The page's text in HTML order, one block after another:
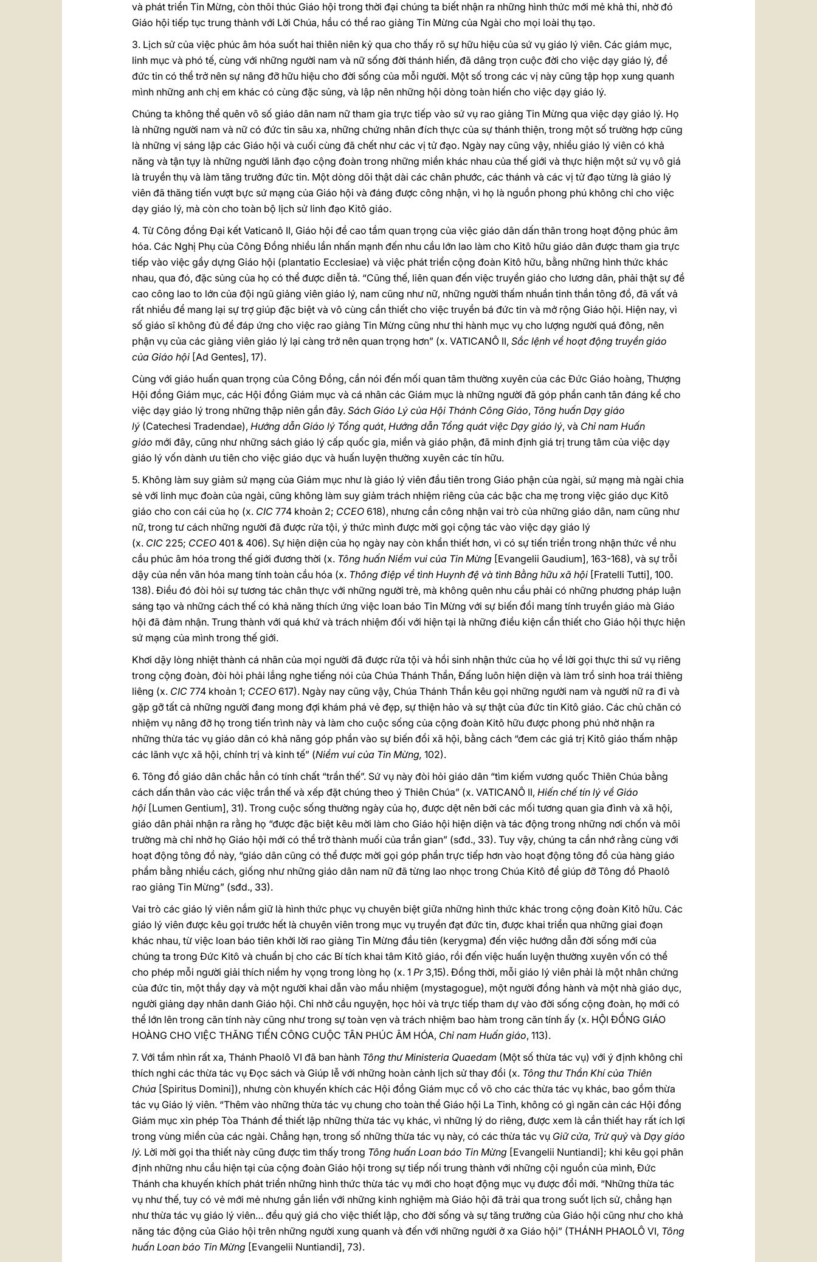
và phát triển Tin Mừng, còn thôi thúc Giáo hội trong thời đại chúng ta biết nhận ra những hình thức mới mẻ khả thi, nhờ đó
Giáo hội tiếp tục trung thành với Lời Chúa, hầu có thể rao giảng Tin Mừng của Ngài cho mọi loài thụ tạo.
3. Lịch sử của việc phúc âm hóa suốt hai thiên niên kỷ qua cho thấy rõ sự hữu hiệu của sứ vụ giáo lý viên. Các giám mục,
linh mục và phó tế, cùng với những người nam và nữ sống đời thánh hiến, đã dâng trọn cuộc đời cho việc dạy giáo lý, để
đức tin có thể trở nên sự nâng đỡ hữu hiệu cho đời sống của mỗi người. Một số trong các vị này cũng tập họp xung quanh
mình những anh chị em khác có cùng đặc sủng, và lập nên những hội dòng toàn hiến cho việc dạy giáo lý.
Chúng ta không thể quên vô số giáo dân nam nữ tham gia trực tiếp vào sứ vụ rao giảng Tin Mừng qua việc dạy giáo lý. Họ
là những người nam và nữ có đức tin sâu xa, những chứng nhân đích thực của sự thánh thiện, trong một số trường hợp cũng
là những vị sáng lập các Giáo hội và cuối cùng đã chết như các vị tử đạo. Ngày nay cũng vậy, nhiều giáo lý viên có khả
năng và tận tụy là những người lãnh đạo cộng đoàn trong những miền khác nhau của thế giới và thực hiện một sứ vụ vô giá
là truyền thụ và làm tăng trưởng đức tin. Một dòng dõi thật dài các chân phước, các thánh và các vị tử đạo từng là giáo lý
viên đã thăng tiến vượt bực sứ mạng của Giáo hội và đáng được công nhận, vì họ là nguồn phong phú không chỉ cho việc
dạy giáo lý, mà còn cho toàn bộ lịch sử linh đạo Kitô giáo.
4. Từ Công đồng Đại kết Vaticanô II, Giáo hội đề cao tầm quan trọng của việc giáo dân dấn thân trong hoạt động phúc âm
hóa. Các Nghị Phụ của Công Đồng nhiều lần nhấn mạnh đến nhu cầu lớn lao làm cho Kitô hữu giáo dân được tham gia trực
tiếp vào việc gầy dựng Giáo hội (plantatio Ecclesiae) và việc phát triển cộng đoàn Kitô hữu, bằng những hình thức khác
nhau, qua đó, đặc sủng của họ có thể được diễn tả. “Cũng thế, liên quan đến việc truyền giáo cho lương dân, phải thật sự đề
cao công lao to lớn của đội ngũ giảng viên giáo lý, nam cũng như nữ, những người thấm nhuần tinh thần tông đồ, đã vất vả
rất nhiều để mang lại sự trợ giúp đặc biệt và vô cùng cần thiết cho việc truyền bá đức tin và mở rộng Giáo hội. Hiện nay, vì
số giáo sĩ không đủ để đáp ứng cho việc rao giảng Tin Mừng cũng như thi hành mục vụ cho lượng người quá đông, nên
phận vụ của các giảng viên giáo lý lại càng trở nên quan trọng hơn” (x. VATICANÔ II, Sắc lệnh về hoạt động truyền giáo
của Giáo hội [Ad Gentes], 17).
Cùng với giáo huấn quan trọng của Công Đồng, cần nói đến mối quan tâm thường xuyên của các Đức Giáo hoàng, Thượng
Hội đồng Giám mục, các Hội đồng Giám mục và cá nhân các Giám mục là những người đã góp phần canh tân đáng kể cho
việc dạy giáo lý trong những thập niên gần đây. Sách Giáo Lý của Hội Thánh Công Giáo, Tông huấn Dạy giáo
lý (Catechesi Tradendae), Hướng dẫn Giáo lý Tổng quát, Hướng dẫn Tổng quát việc Dạy giáo lý, và Chỉ nam Huấn
giáo mới đây, cũng như những sách giáo lý cấp quốc gia, miền và giáo phận, đã minh định giá trị trung tâm của việc dạy
giáo lý vốn dành ưu tiên cho việc giáo dục và huấn luyện thường xuyên các tín hữu.
5. Không làm suy giảm sứ mạng của Giám mục như là giáo lý viên đầu tiên trong Giáo phận của ngài, sứ mạng mà ngài chia
sẻ với linh mục đoàn của ngài, cũng không làm suy giảm trách nhiệm riêng của các bậc cha mẹ trong việc giáo dục Kitô
giáo cho con cái của họ (x. CIC 774 khoản 2; CCEO 618), nhưng cần công nhận vai trò của những giáo dân, nam cũng như
nữ, trong tư cách những người đã được rửa tội, ý thức mình được mời gọi cộng tác vào việc dạy giáo lý
(x. CIC 225; CCEO 401 & 406). Sự hiện diện của họ ngày nay còn khẩn thiết hơn, vì có sự tiến triển trong nhận thức về nhu
cầu phúc âm hóa trong thế giới đương thời (x. Tông huấn Niềm vui của Tin Mừng [Evangelii Gaudium], 163-168), và sự trỗi
dậy của nền văn hóa mang tính toàn cầu hóa (x. Thông điệp về tình Huynh đệ và tình Bằng hữu xã hội [Fratelli Tutti], 100.
138). Điều đó đòi hỏi sự tương tác chân thực với những người trẻ, mà không quên nhu cầu phải có những phương pháp luận
sáng tạo và những cách thế có khả năng thích ứng việc loan báo Tin Mừng với sự biến đổi mang tính truyền giáo mà Giáo
hội đã đảm nhận. Trung thành với quá khứ và trách nhiệm đối với hiện tại là những điều kiện cần thiết cho Giáo hội thực hiện
sứ mạng của mình trong thế giới.
Khơi dậy lòng nhiệt thành cá nhân của mọi người đã được rửa tội và hồi sinh nhận thức của họ về lời gọi thực thi sứ vụ riêng
trong cộng đoàn, đòi hỏi phải lắng nghe tiếng nói của Chúa Thánh Thần, Đấng luôn hiện diện và làm trổ sinh hoa trái thiêng
liêng (x. CIC 774 khoản 1; CCEO 617). Ngày nay cũng vậy, Chúa Thánh Thần kêu gọi những người nam và người nữ ra đi và
gặp gỡ tất cả những người đang mong đợi khám phá vẻ đẹp, sự thiện hảo và sự thật của đức tin Kitô giáo. Các chủ chăn có
nhiệm vụ nâng đỡ họ trong tiến trình này và làm cho cuộc sống của cộng đoàn Kitô hữu được phong phú nhờ nhận ra
những thừa tác vụ giáo dân có khả năng góp phần vào sự biến đổi xã hội, bằng cách “đem các giá trị Kitô giáo thấm nhập
các lãnh vực xã hội, chính trị và kinh tế” (Niềm vui của Tin Mừng, 102).
6. Tông đồ giáo dân chắc hẳn có tính chất “trần thế”. Sứ vụ này đòi hỏi giáo dân “tìm kiếm vương quốc Thiên Chúa bằng
cách dấn thân vào các việc trần thế và xếp đặt chúng theo ý Thiên Chúa” (x. VATICANÔ II, Hiến chế tín lý về Giáo
hội [Lumen Gentium], 31). Trong cuộc sống thường ngày của họ, được dệt nên bởi các mối tương quan gia đình và xã hội,
giáo dân phải nhận ra rằng họ “được đặc biệt kêu mời làm cho Giáo hội hiện diện và tác động trong những nơi chốn và môi
trường mà chỉ nhờ họ Giáo hội mới có thể trở thành muối của trần gian” (sđd., 33). Tuy vậy, chúng ta cần nhớ rằng cùng với
hoạt động tông đồ này, “giáo dân cũng có thể được mời gọi góp phần trực tiếp hơn vào hoạt động tông đồ của hàng giáo
phẩm bằng nhiều cách, giống như những giáo dân nam nữ đã từng lao nhọc trong Chúa Kitô để giúp đỡ Tông đồ Phaolô
rao giảng Tin Mừng” (sđd., 33).
Vai trò các giáo lý viên nắm giữ là hình thức phục vụ chuyên biệt giữa những hình thức khác trong cộng đoàn Kitô hữu. Các
giáo lý viên được kêu gọi trước hết là chuyên viên trong mục vụ truyền đạt đức tin, được khai triển qua những giai đoạn
khác nhau, từ việc loan báo tiên khởi lời rao giảng Tin Mừng đầu tiên (kerygma) đến việc hướng dẫn đời sống mới của
chúng ta trong Đức Kitô và chuẩn bị cho các Bí tích khai tâm Kitô giáo, rồi đến việc huấn luyện thường xuyên vốn có thể
cho phép mỗi người giải thích niềm hy vọng trong lòng họ (x. 1 Pr3,15). Đồng thời, mỗi giáo lý viên phải là một nhân chứng
của đức tin, một thầy dạy và một người khai dẫn vào mầu nhiệm (mystagogue), một người đồng hành và một nhà giáo dục,
người giảng dạy nhân danh Giáo hội. Chỉ nhờ cầu nguyện, học hỏi và trực tiếp tham dự vào đời sống cộng đoàn, họ mới có
thể lớn lên trong căn tính này cũng như trong sự toàn vẹn và trách nhiệm bao hàm trong căn tính ấy (x. HỘI ĐỒNG GIÁO
HOÀNG CHO VIỆC THĂNG TIẾN CÔNG CUỘC TÂN PHÚC ÂM HÓA, Chỉ nam Huấn giáo, 113).
7. Với tầm nhìn rất xa, Thánh Phaolô VI đã ban hành Tông thư Ministeria Quaedam (Một số thừa tác vụ) với ý định không chỉ
thích nghi các thừa tác vụ Đọc sách và Giúp lễ với những hoàn cảnh lịch sử thay đổi (x. Tông thư Thần Khí của Thiên
Chúa [Spiritus Domini]), nhưng còn khuyến khích các Hội đồng Giám mục cổ võ cho các thừa tác vụ khác, bao gồm thừa
tác vụ Giáo lý viên. “Thêm vào những thừa tác vụ chung cho toàn thể Giáo hội La Tinh, không có gì ngăn cản các Hội đồng
Giám mục xin phép Tòa Thánh để thiết lập những thừa tác vụ khác, vì những lý do riêng, được xem là cần thiết hay rất ích lợi
trong vùng miền của các ngài. Chẳng hạn, trong số những thừa tác vụ này, có các thừa tác vụ Giữ cửa, Trừ quỷ và Dạy giáo
lý. Lời mời gọi tha thiết này cũng được tìm thấy trong Tông huấn Loan báo Tin Mừng [Evangelii Nuntiandi]; khi kêu gọi phân
định những nhu cầu hiện tại của cộng đoàn Giáo hội trong sự tiếp nối trung thành với những cội nguồn của mình, Đức
Thánh cha khuyến khích phát triển những hình thức thừa tác vụ mới cho hoạt động mục vụ được đổi mới. “Những thừa tác
vụ như thế, tuy có vẻ mới mẻ nhưng gắn liền với những kinh nghiệm mà Giáo hội đã trải qua trong suốt lịch sử, chẳng hạn
như thừa tác vụ giáo lý viên… đều quý giá cho việc thiết lập, cho đời sống và sự tăng trưởng của Giáo hội cũng như cho khả
năng tác động của Giáo hội trên những người xung quanh và đến với những người ở xa Giáo hội” (THÁNH PHAOLÔ VI, Tông
huấn Loan báo Tin Mừng [Evangelii Nuntiandi], 73).